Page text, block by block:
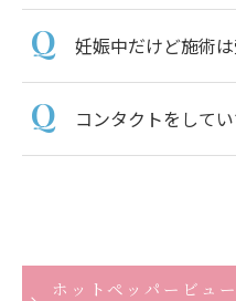
妊娠中だけど施術
コンタクトをして
ホットペッパービュ